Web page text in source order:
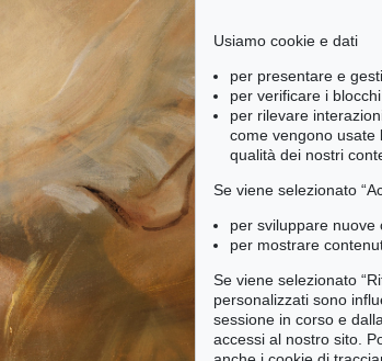
Usiamo cookie e dati
per presentare e
per verificare i
per rilevare
come vengono usate
qualità dei nostri
Se viene selezionato
per sviluppare nuove
per mostrare
Se viene selezionato
personalizzati sono
sessione in corso e
accessi al nostro sito.